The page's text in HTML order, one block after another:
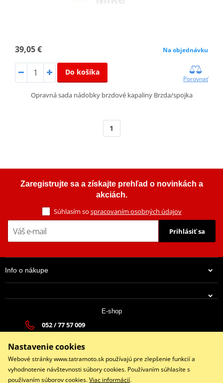
39,05 € Na objednávku
Do košíka
Porovnať
Opravná sada nádobky brzdové kapaliny Brzda/spojka
1
Zaregistrujte sa a získajte prehľad o novinkách a
akciách.
Súhlasím so spracovaním osobných údajov
Prihlásiť sa
Info o nákupe
E-shop
052 / 77 57 009
Po - Pia 9:00-17:00 | So: 9:00-13:00 | Ne: Zatvorené
Nastavenie cookies
Webové stránky www.tatramoto.sk používajú pre zlepšenie funkcií a
vyhodnotenie návštevnosti súbory cookies. Používaním súhlasíte s
používaním súborov cookies.Viac informácií.